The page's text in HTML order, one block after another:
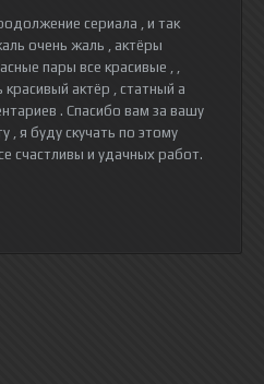
сериала , и так
очень жаль , актёры
пары все красивые , ,
красивый актёр , статный а
. Спасибо вам за вашу
, я буду скучать по этому
счастливы и удачных работ.